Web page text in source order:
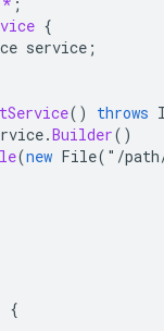
{
service ;
() throws
.Builder()
(new File( " /path
{